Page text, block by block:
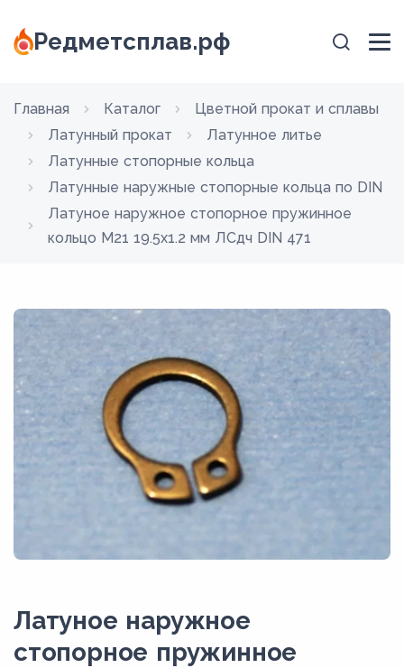
Редметсплав.рф
Главная Каталог
Цветной прокат и сплавы
Латунный прокат
Латунное литье
Латунные стопорные кольца
Латунные наружные стопорные кольца по DIN
Латуное наружное стопорное пружинное
кольцо M21 19.5х1.2 мм ЛСдч DIN 471
Латуное наружное
стопорное пружинное